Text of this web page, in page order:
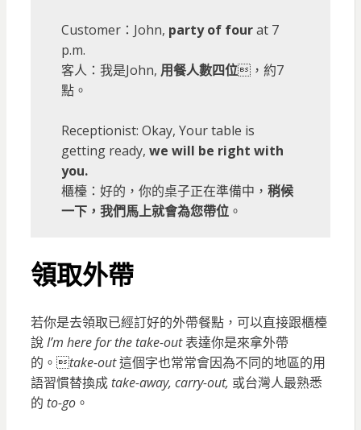
Customer：John, party of fourat 7
p.m.
客人：我是John, 用餐人數四位，約7
點。
Receptionist: Okay, Your table is
getting ready, we will be right with
you.
櫃檯：好的，你的桌子正在準備中， 稍候
一下，我們馬上就會為您帶位。
領取外帶
若你是去領取已經訂好的外帶餐點，可以直接跟櫃檯
說I’m here for the take-out表達你是來拿外帶
的。take-out這個字也常常會因為不同的地區的用
語習慣替換成 take-away, carry-out, 或台灣人最熟悉
的 to-go。